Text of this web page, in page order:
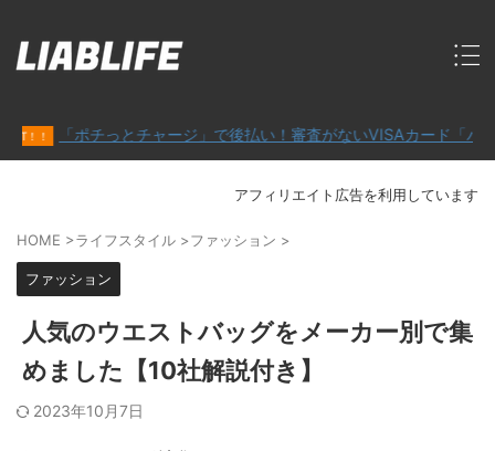
ポチっとチャージ」で後払い！審査がないVISAカード「バンドルカ
アフィリエイト広告を利用しています
HOME >ライフスタイル >ファッション >
ファッション
人気のウエストバッグをメーカー別で集
めました【10社解説付き】
2023年10月7日